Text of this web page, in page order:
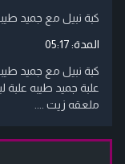
كبة نبيل مع جميد
المدة:05:17
علبة جميد طيبه
ملعقه زيت ....